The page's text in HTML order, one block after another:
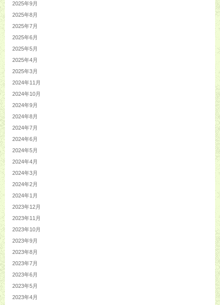
2025年9月
2025年8月
2025年7月
2025年6月
2025年5月
2025年4月
2025年3月
2024年11月
2024年10月
2024年9月
2024年8月
2024年7月
2024年6月
2024年5月
2024年4月
2024年3月
2024年2月
2024年1月
2023年12月
2023年11月
2023年10月
2023年9月
2023年8月
2023年7月
2023年6月
2023年5月
2023年4月